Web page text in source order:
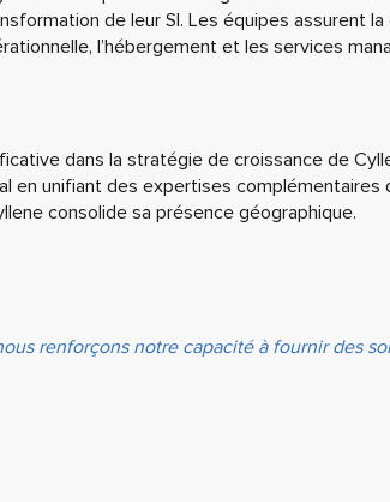
de leur SI. Les équipes assurent
l’hébergement et les services
dans la stratégie de croissance de
en unifiant des expertises complémentaires
consolide sa présence géographique.
renforçons notre capacité à fournir des